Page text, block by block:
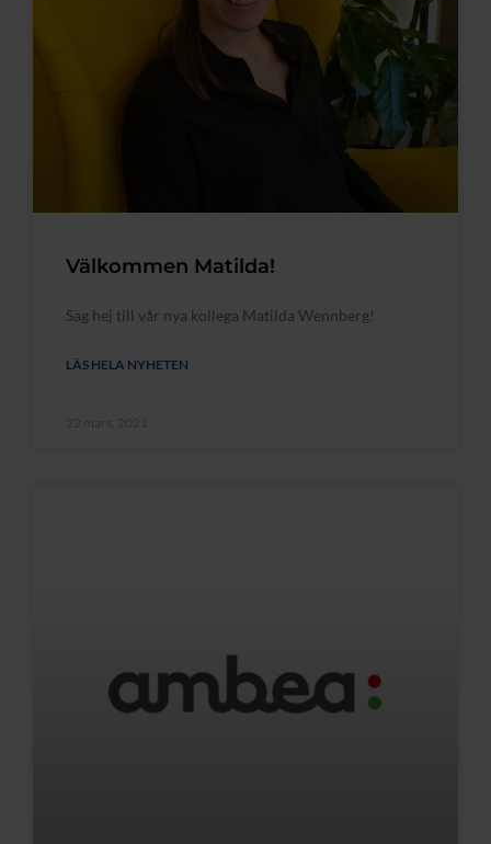
Välkommen Matilda!
Säg hej till vår nya kollega Matilda Wennberg!
LÄS HELA NYHETEN